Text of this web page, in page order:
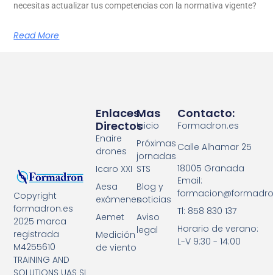
necesitas actualizar tus competencias con la normativa vigente?
Read More
Copyright
formadron.es
2025 marca
registrada
M4255610
TRAINING AND
SOLUTIONS UAS SL
Mas
Inicio
Próximas
jornadas
STS
Blog y
noticias
Aviso
legal
Enlaces
Directos
Enaire
drones
Icaro XXI
Aesa
exámenes
Aemet
Medición
de viento
Contacto:
Formadron.es
Calle Alhamar 25
18005 Granada
Email:
Tl: 858 830 137
Horario de verano:
L-V 9:30 - 14:00